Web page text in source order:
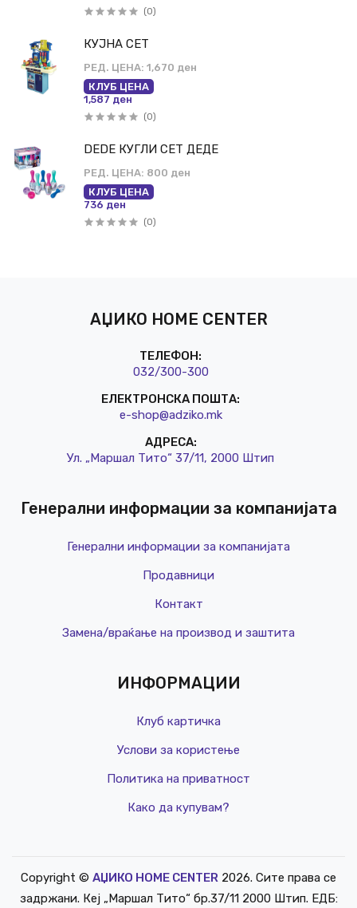
(0)
КУЈНА СЕТ
РЕД. ЦЕНА: 1,670 ден
КЛУБ ЦЕНА
1,587 ден
(0)
DEDE КУГЛИ СЕТ ДЕДЕ
РЕД. ЦЕНА: 800 ден
КЛУБ ЦЕНА
736 ден
(0)
АЏИКО HOME CENTER
ТЕЛЕФОН:
032/300-300
ЕЛЕКТРОНСКА ПОШТА:
e-shop@adziko.mk
АДРЕСА:
Ул. „Маршал Тито“ 37/11, 2000 Штип
Генерални информации за компанијата
Генерални информации за компанијата
Продавници
Контакт
Замена/враќање на производ и заштита
ИНФОРМАЦИИ
Клуб картичка
Услови за користење
Политика на приватност
Како да купувам?
Copyright © АЏИКО HOME CENTER 2026. Сите права се
задржани. Кеј „Маршал Тито“ бр.37/11 2000 Штип. ЕДБ:
РЕД.